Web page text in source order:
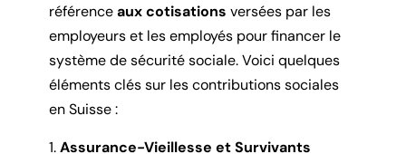
référenceaux cotisations versées par les
employeurs et les employés pour financer le
système de sécurité sociale. Voici quelques
éléments clés sur les contributions sociales
en Suisse :
Assurance-Vieillesse et Survivants